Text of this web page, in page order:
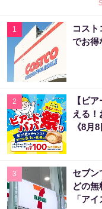
1
コスト
でお得
2
【ビ
える
《8月
3
セブン
どの
「ア